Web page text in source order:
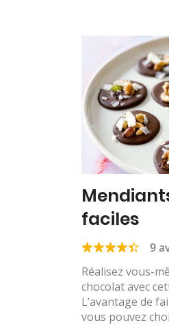
faciles
9
Réalisez vous-
chocolat avec
L’avantage de
vous pouvez